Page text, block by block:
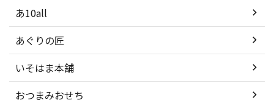
あ10all
あぐりの匠
いそはま本舗
おつまみおせち